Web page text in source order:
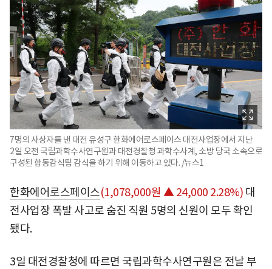
7명의 사상자를 낸 대전 유성구 한화에어로스페이스 대전사업장에서 지난
2일 오전 국립과학수사연구원과 대전경찰청 과학수사계, 소방 당국 소속으로
구성된 합동감식팀 감식을 하기 위해 이동하고 있다. /뉴스1
한화에어로스페이스(1,078,000원 ▲ 24,000 2.28%) 대
전사업장 폭발 사고로 숨진 직원 5명의 신원이 모두 확인
됐다.
3일 대전경찰청에 따르면 국립과학수사연구원은 전날 부